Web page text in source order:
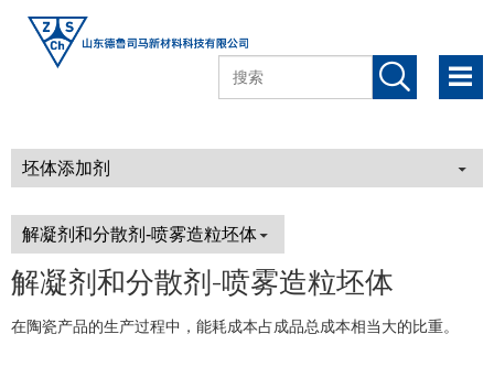
解凝剂和分散剂-喷雾造粒坯体
在陶瓷产品的生产过程中，能耗成本占成品总成本相当大的比重。